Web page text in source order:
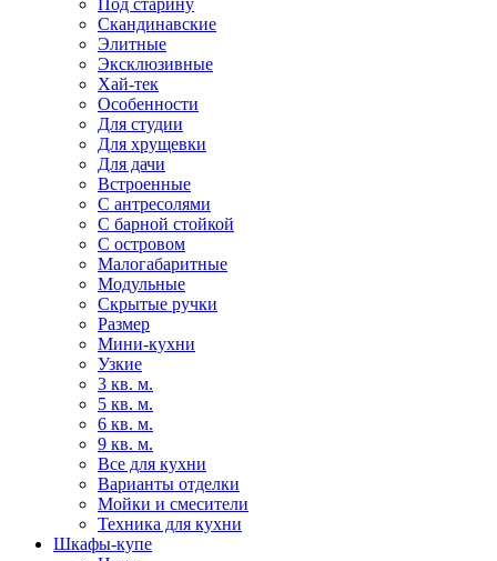
Под старину
Скандинавские
Элитные
Эксклюзивные
Хай-тек
Особенности
Для студии
Для хрущевки
Для дачи
Встроенные
С антресолями
С барной стойкой
С островом
Малогабаритные
Модульные
Скрытые ручки
Размер
Мини-кухни
Узкие
3 кв. м.
5 кв. м.
6 кв. м.
9 кв. м.
Все для кухни
Варианты отделки
Мойки и смесители
Техника для кухни
Шкафы-купе